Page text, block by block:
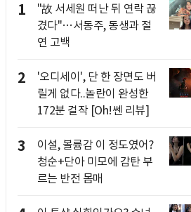
1
"故 서세원 떠난 뒤 연락 끊
겼다"…서동주, 동생과 절
연 고백
2
'오디세이', 단 한 장면도 버
릴게 없다..놀란이 완성한
172분 걸작 [Oh!쎈 리뷰]
3
이설, 볼륨감 이 정도였어?
청순+단아 미모에 감탄 부
르는 반전 몸매